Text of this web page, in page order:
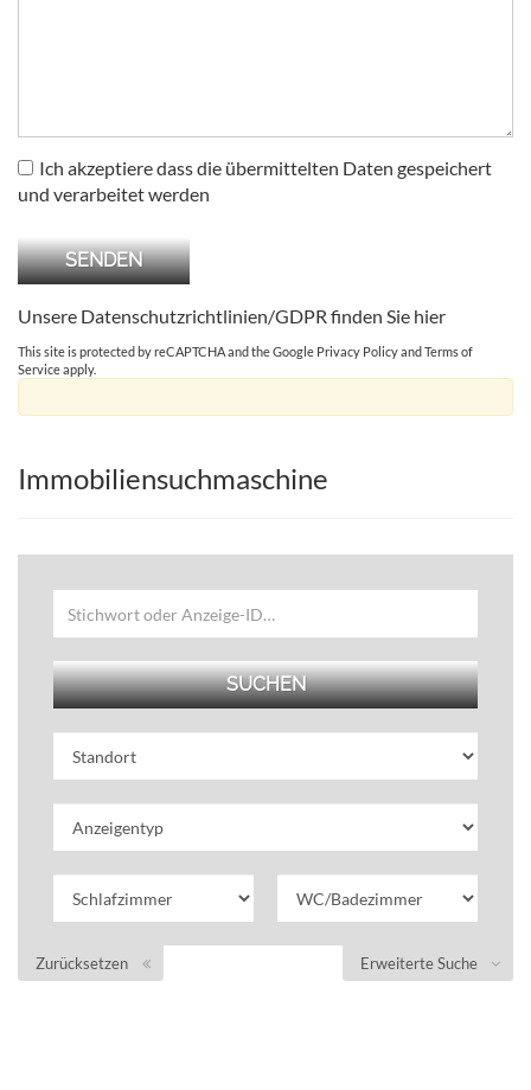
Ich akzeptiere dass die übermittelten Daten gespeichert
und verarbeitet werden
Unsere Datenschutzrichtlinien/GDPR finden Sie hier
This site is protected by reCAPTCHA and the Google Privacy PolicyandTerms of
Serviceapply.
Immobiliensuchmaschine
Erweiterte Suche
Zurücksetzen